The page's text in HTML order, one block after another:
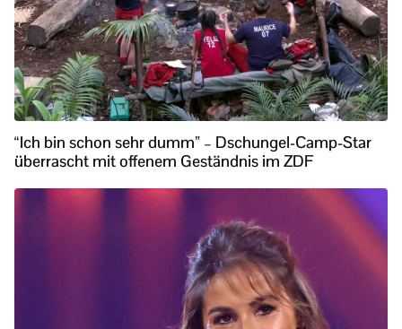
“Ich bin schon sehr dumm” – Dschungel-Camp-Star
überrascht mit offenem Geständnis im ZDF